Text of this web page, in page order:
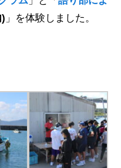
」を体験しました。